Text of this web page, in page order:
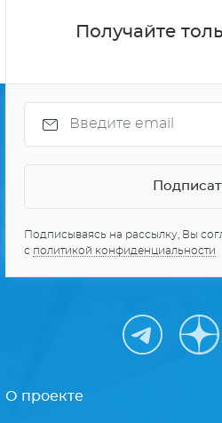
Получайте
Подписываясь на рассылку, Вы
с политикой конфиденциальности
О проекте